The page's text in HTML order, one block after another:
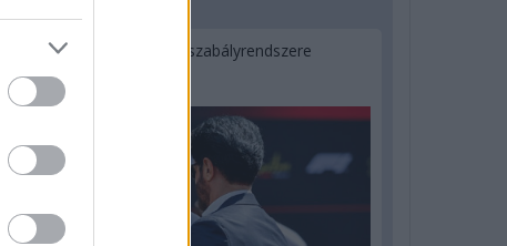
Ilyen lehet a jövő F1-es szabályrendszere
Domenicali szerint